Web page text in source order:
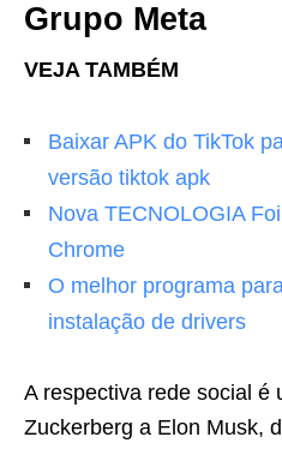
Grupo Meta
VEJA TAMBÉM
Baixar APK do TikTok
versão tiktok apk
Nova TECNOLOGIA
Chrome
O melhor programa
instalação de drivers
A respectiva rede social é
Zuckerberg a Elon Musk,